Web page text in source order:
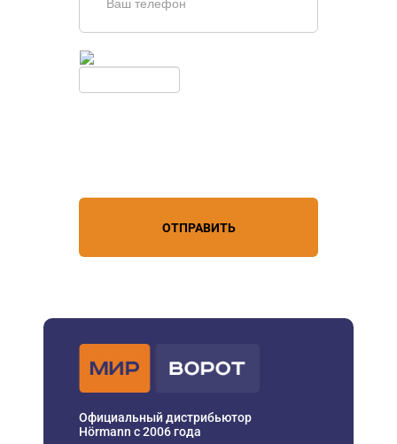
ОТПРАВИТЬ
Официальный дистрибьютор
Hörmann с 2006 года